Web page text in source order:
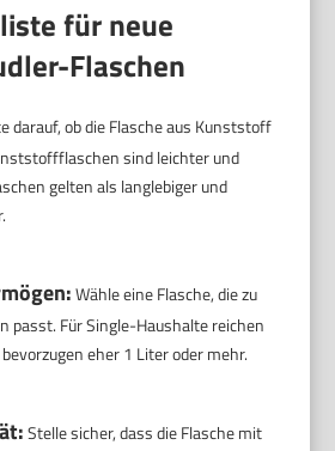
für neue
Flaschen
darauf, ob die Flasche aus Kunststoff
sind leichter und
gelten als langlebiger und
Wähle eine Flasche, die zu
passt. Für Single-Haushalte reichen
eher 1 Liter oder mehr.
Stelle sicher, dass die Flasche mit